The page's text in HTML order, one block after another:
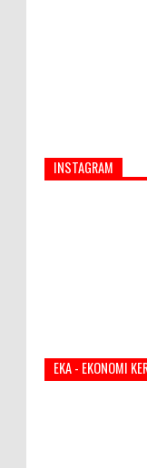
INSTAGRAM
EKA - EKONOMI